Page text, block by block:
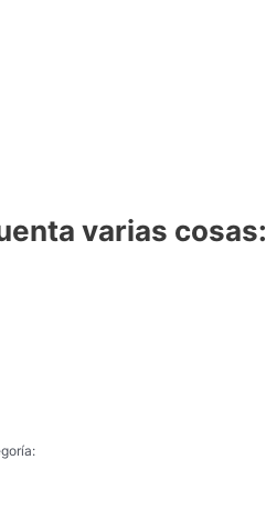
varias cosas: